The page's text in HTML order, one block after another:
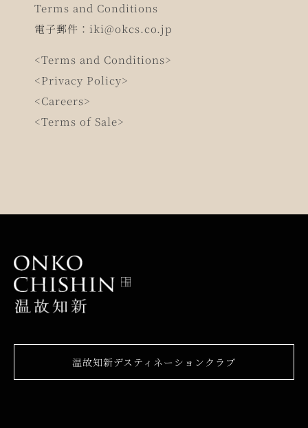
Terms and Conditions
電子郵件： iki@okcs.co.jp
<Terms and Conditions>
<Privacy Policy>
<Careers>
<Terms of Sale>
温故知新デスティネーションクラブ